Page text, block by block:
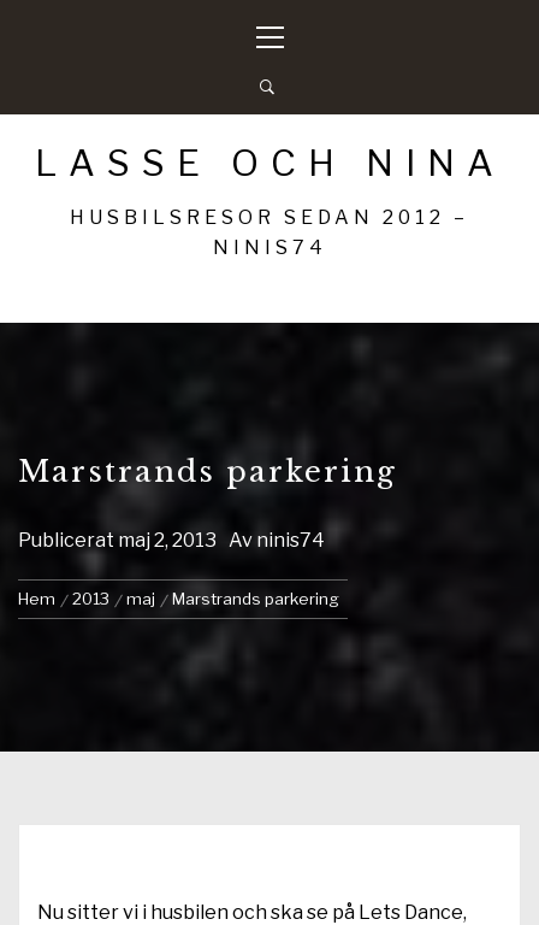
meny
LASSE OCH NINA
HUSBILSRESOR SEDAN 2012 –
NINIS74
Marstrands parkering
Publiceratmaj 2, 2013 Av ninis74
Hem 2013 maj Marstrands parkering
Nu sitter vi i husbilen och ska se på Lets Dance,